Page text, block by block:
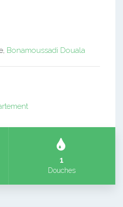
Bonamoussadi Douala
1
Douches